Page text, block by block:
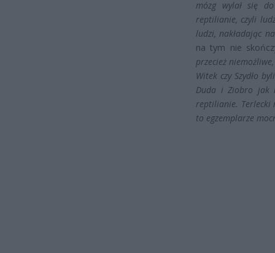
mózg wylał się
reptilianie, czyli
ludzi, nakładając
na tym nie
przecież
Witek czy Szydło
Duda i Ziobro jak
reptilianie. Terlecki
to egzemplarze